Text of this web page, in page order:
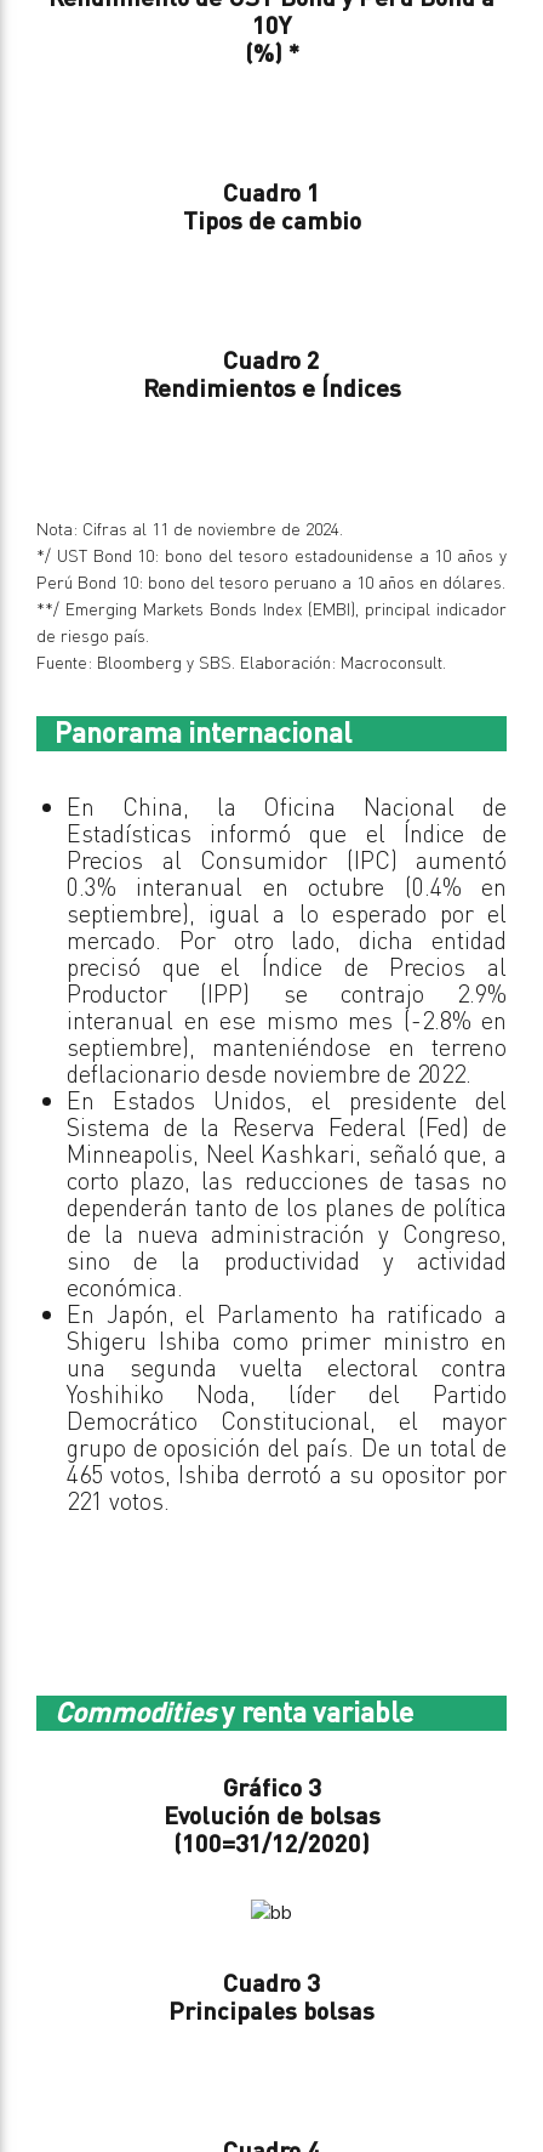
10Y
(%) *
Cuadro 1
Tipos de cambio
Cuadro 2
Rendimientos e Índices
Nota: Cifras al 11 de noviembre de 2024.
*/ UST Bond 10: bono del tesoro estadounidense a 10 años y
Perú Bond 10: bono del tesoro peruano a 10 años en dólares.
**/ Emerging Markets Bonds Index (EMBI), principal indicador
de riesgo país.
Fuente: Bloomberg y SBS. Elaboración: Macroconsult.
Panorama internacional
En China, la Oficina Nacional de
Estadísticas informó que el Índice de
Precios al Consumidor (IPC) aumentó
0.3% interanual en octubre (0.4% en
septiembre), igual a lo esperado por el
mercado. Por otro lado, dicha entidad
precisó que el Índice de Precios al
Productor (IPP) se contrajo 2.9%
interanual en ese mismo mes (-2.8% en
septiembre), manteniéndose en terreno
deflacionario desde noviembre de 2022.
En Estados Unidos, el presidente del
Sistema de la Reserva Federal (Fed) de
Minneapolis, Neel Kashkari, señaló que, a
corto plazo, las reducciones de tasas no
dependerán tanto de los planes de política
de la nueva administración y Congreso,
sino de la productividad y actividad
económica.
En Japón, el Parlamento ha ratificado a
Shigeru Ishiba como primer ministro en
una segunda vuelta electoral contra
Yoshihiko Noda, líder del Partido
Democrático Constitucional, el mayor
grupo de oposición del país. De un total de
465 votos, Ishiba derrotó a su opositor por
221 votos.
Commoditiesy renta variable
Gráfico 3
Evolución de bolsas
(100=31/12/2020)
Cuadro 3
Principales bolsas